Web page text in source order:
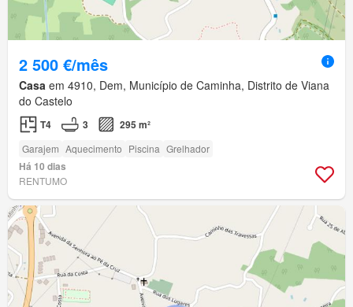
2 500 €/mês
Casa em 4910, Dem, Município de Caminha, Distrito de Viana
do Castelo
T4 3 295 m²
Garajem Aquecimento Piscina Grelhador
Há 10 dias
RENTUMO